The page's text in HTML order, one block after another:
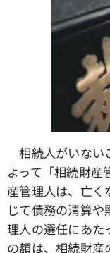
相続人がいない
よって「相続財産
産管理人は、亡
じて債務の清算
理人の選任にあた
の額は、相続財産